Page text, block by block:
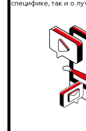
специфике, так и о